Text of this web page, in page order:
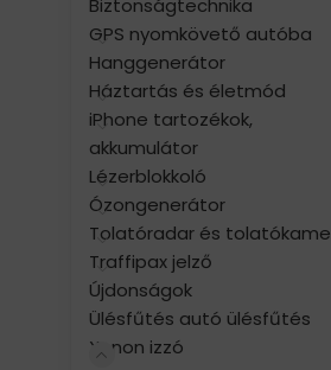
Biztonságtechnika
GPS nyomkövető autóba
Hanggenerátor
Háztartás és életmód
iPhone tartozékok,
akkumulátor
Lézerblokkoló
Ózongenerátor
Tolatóradar és
Traffipax jelző
Újdonságok
Ülésfűtés autó ülésfűtés
Xenon izzó